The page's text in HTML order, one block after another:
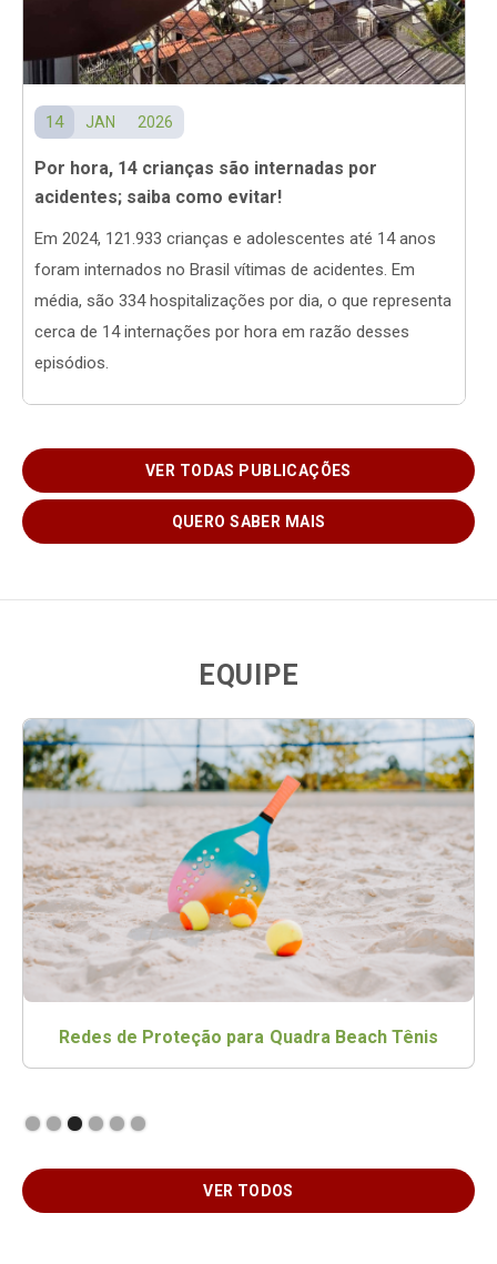
14 JAN 2026
Por hora, 14 crianças são internadas por
acidentes; saiba como evitar!
Em 2024, 121.933 crianças e adolescentes até 14 anos
foram internados no Brasil vítimas de acidentes. Em
média, são 334 hospitalizações por dia, o que representa
cerca de 14 internações por hora em razão desses
episódios.
VER TODAS PUBLICAÇÕES
QUERO SABER MAIS
EQUIPE
Redes de Proteção para Quadra Beach Tênis
VER TODOS